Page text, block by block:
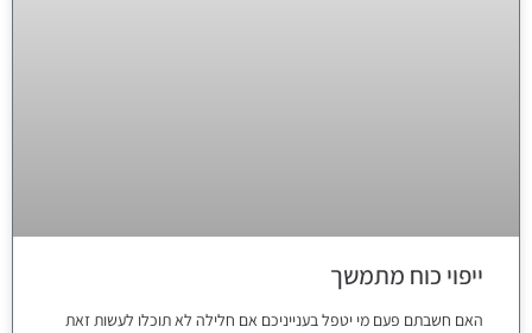
ייפוי כוח מתמשך
האם חשבתם פעם מי יטפל בענייניכם אם חלילה לא תוכלו לעשות זאת